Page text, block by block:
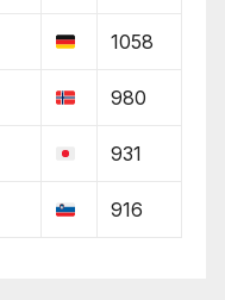
1058
980
931
916